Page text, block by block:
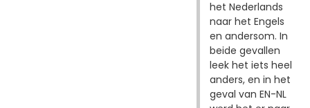
het Nederlands
naar het Engels
en andersom. In
beide gevallen
leek het iets heel
anders, en in het
geval van EN-NL